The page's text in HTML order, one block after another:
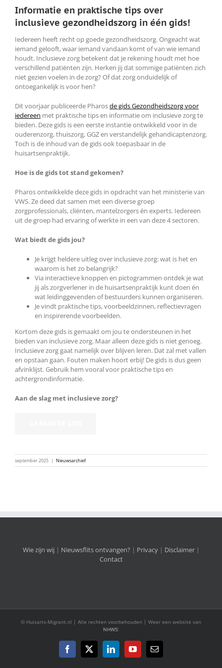
Informatie en praktische tips over
inclusieve gezondheidszorg in één gids!
Iedereen heeft recht op goede gezondheidszorg. Ongeacht wat
iemand gelooft, waar iemand vandaan komt of van wie iemand
houdt. Inclusieve zorg betekent dat je rekening houdt met hoe
verschillend patiënten zijn. Herken jij dat sommige patiënten zich
niet gezien voelen in de zorg? Of dat zorg onduidelijk of
ontoegankelijk is voor hen?
Dit voorjaar publiceerde Pharosde gids Gezondheidszorg voor
iedereen met praktische tips en informatie om inclusieve zorg te
bieden. Deze gids is een eerste instantie ontwikkeld voor in de
ouderenzorg, thuiszorg, GGZ en verstandelijk gehandicaptenzorg.
Toch is de inhoud van de gids ook toepasbaar in de
huisartsenpraktijk.
Hoe is de gids tot stand gekomen?
Pharos ontwikkelde deze gids in opdracht van het ministerie van
VWS. Ze deed dat samen met een diverse groep
zorgprofessionals, cliënten, mantelzorgers én experts. Iedereen
uit de groep had ervaring of werkte in een van deze 4 sectoren.
Wat biedt de gids jou?
Je krijgt heldere uitleg over inclusieve zorg: wat is het en
waarom is het zo belangrijk?
Via interactieve knoppen en pictogrammen ontdek je wat
jij als zorgverlener in de huisartsenpraktijk kunt doen én
wat leidinggevenden of bestuurders kunnen organiseren.
Je vindt praktische tips, voorbeeldzinnen, reflectievragen
en inspirerende voorbeelden.
Kortom deze gids is gemaakt om jou te ondersteunen in het
bieden van inclusieve zorg. Maar alleen deze gids is niet genoeg.
Inclusieve zorg gaat namelijk over blijven leren. Dat zal met vallen
en opstaan gaan. Fouten maken hoort erbij! De gids is dus geen
afvinklijst. Gebruik hem vooral voor praktische tips en
achtergrondinformatie.
Aan de slag met inclusieve zorg?
september 2025 | Nieuwsarchief
Wie zijn wij | Nieuwsflits ontvangen? | Privacy| Disclaimer|
Contact
© Huisarts-Migrant.nl | Alle rechten voorbehouden | Weer een website van
NHWS!
Facebook
X LinkedInYouTube
E-
mail